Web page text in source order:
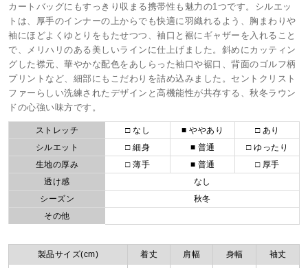
カートバッグにもすっきり収まる携帯性も魅力の1つです。シルエッ
トは、厚手のインナーの上からでも快適に羽織れるよう、胸まわりや
袖にほどよくゆとりをもたせつつ、袖口と裾にギャザーを入れること
で、メリハリのある美しいラインに仕上げました。斜めにカッティン
グした襟元、華やかな配色をあしらった袖口や裾口、背面のゴルフ柄
プリントなど、細部にもこだわりを詰め込みました。セントクリスト
ファーらしい洗練されたデザインと高機能性が共存する、秋冬ラウン
ドの心強い味方です。
ストレッチ □ なし ■ ややあり
□ あり
シルエット
□ 細身 ■ 普通
□ ゆったり
生地の厚み
□ 薄手 ■ 普通
□ 厚手
透け感
なし
シーズン
秋冬
その他
製品サイズ(cm) 着丈 肩幅 身幅 袖丈